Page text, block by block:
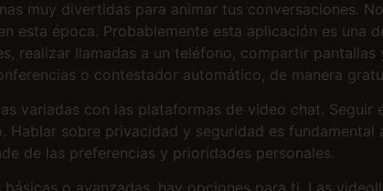
muy divertidas para animar tus conversaciones.
esta época. Probablemente esta aplicación es
realizar llamadas a un teléfono, compartir
o contestador automático, de manera
variadas con las plataformas de video chat.
Hablar sobre privacidad y seguridad es
de las preferencias y prioridades personales.